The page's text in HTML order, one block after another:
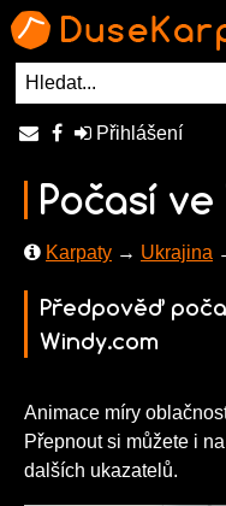
Přihlášení
Počasí ve
Karpaty → Ukrajina
Předpověď
Windy.com
Animace míry
Přepnout si můžete i
dalších ukazatelů.